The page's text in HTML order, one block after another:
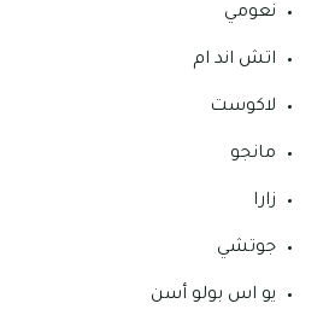
نعومي
اتش اند ام
لاكوست
مانجو
زارا
جوتشي
يو اس بولو أسن